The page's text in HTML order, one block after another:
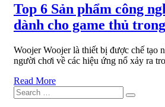
Top 6 Sản phẩm công
dành cho game thủ
Woojer Woojer là thiết bị được chế tạo
người chơi về các hiệu ứng nổ xảy ra
Read More
Search
for:
Search